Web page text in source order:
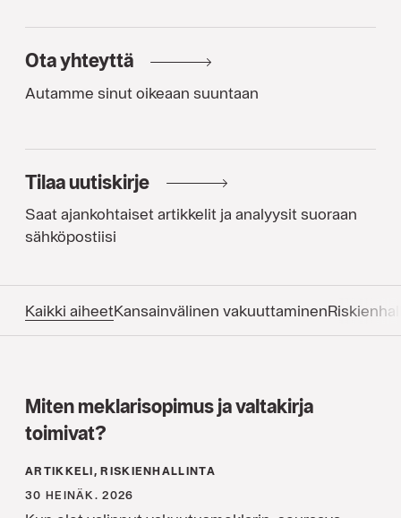
Ota yhteyttä
Autamme sinut oikeaan suuntaan
Tilaa uutiskirje
Saat ajankohtaiset artikkelit ja analyysit suoraan
sähköpostiisi
Kaikki aiheetKansainvälinen vakuuttaminen
Miten meklarisopimus ja valtakirja
toimivat?
ARTIKKELI, RISKIENHALLINTA
30 HEINÄK. 2026